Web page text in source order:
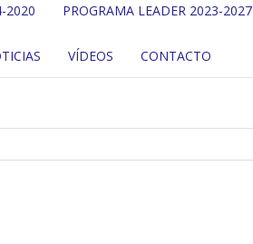
2020 PROGRAMA LEADER 2023-2027
VÍDEOS CONTACTO